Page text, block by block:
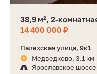
38,9 м², 2-
14 400 000 ₽
Палехская улица, 9к1
Медведково, 3.1 км
Ярославское шоссе